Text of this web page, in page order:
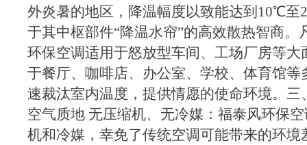
外炎暑的地区，降温幅度以致能达到10℃
于其中枢部件“降温水帘”的高效散热智商。
环保空调适用于怒放型车间、工场厂房等大
于餐厅、咖啡店、办公室、学校、体育馆等
速裁汰室内温度，提供情愿的使命环境。三
空气质地 无压缩机、无冷媒：福泰风环保
机和冷媒，幸免了传统空调可能带来的环境